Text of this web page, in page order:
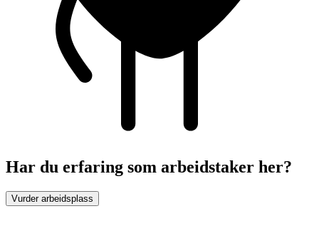
Har du erfaring som arbeidstaker her?
Vurder arbeidsplass